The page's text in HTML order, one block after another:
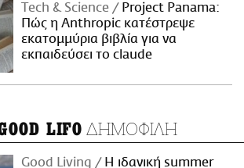
Τech & Science
Project Panama:
Πώς η Anthropic κατέστρεψε
εκατομμύρια βιβλία για να
εκπαιδεύσει το claude
LIFO ΔΗΜΟΦΙΛΗ
Good Living
Η ιδανική summer